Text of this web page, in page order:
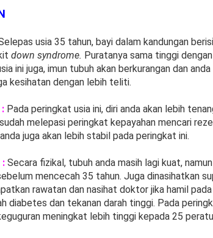
usia 35 tahun, bayi dalam kandungan
down syndrome. Puratanya sama tinggi
ini juga, imun tubuh akan berkurangan dan
kesihatan dengan lebih teliti.
Pada peringkat usia ini, diri anda akan lebih
melepasi peringkat kepayahan mencari
juga akan lebih stabil pada peringkat ini.
: Secara fizikal, tubuh anda masih lagi kuat,
mencecah 35 tahun. Juga dinasihatkan
rawatan dan nasihat doktor jika hamil
diabetes dan tekanan darah tinggi. Pada
meningkat lebih tinggi kepada 25